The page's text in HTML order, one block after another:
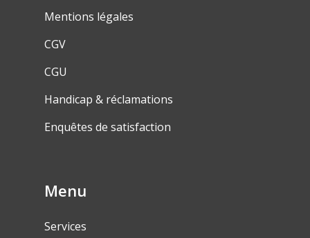
Mentions légales
CGV
CGU
Handicap & réclamations
Enquêtes de satisfaction
Menu
Services